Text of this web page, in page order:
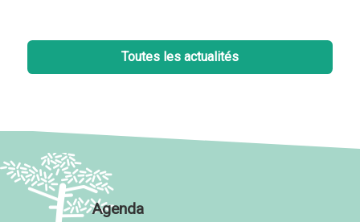
Toutes les actualités
Agenda